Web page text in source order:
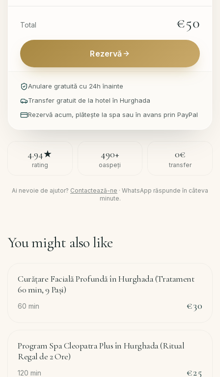
Total €50
Rezervă
Anulare gratuită cu 24h înainte
Transfer gratuit de la hotel în Hurghada
Rezervă acum, plătește la spa sau în avans prin PayPal
4.94★
rating
490+
oaspeți
0€
transfer
Ai nevoie de ajutor? Contactează-ne · WhatsApp răspunde în câteva
minute.
You might also like
Curățare Facială Profundă în Hurghada (Tratament
60 min, 9 Pași)
60 min €30
Program Spa Cleopatra Plus în Hurghada (Ritual
Regal de 2 Ore)
120 min €25